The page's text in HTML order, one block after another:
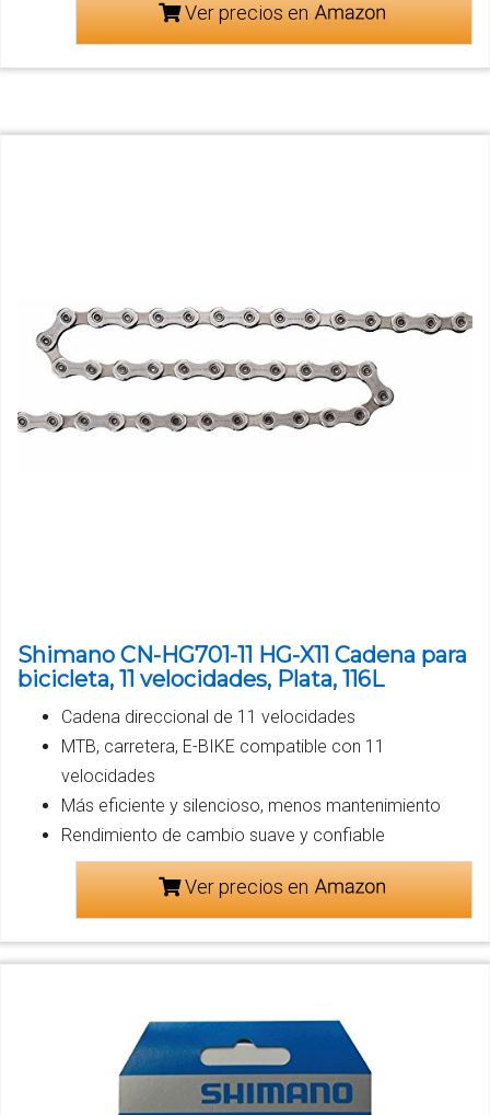
Ver precios en
Shimano CN-HG701-11 HG-X11 Cadena para
bicicleta, 11 velocidades, Plata, 116L
Cadena direccional de 11 velocidades
MTB, carretera, E-BIKE compatible con 11
velocidades
Más eficiente y silencioso, menos mantenimiento
Rendimiento de cambio suave y confiable
Ver precios en